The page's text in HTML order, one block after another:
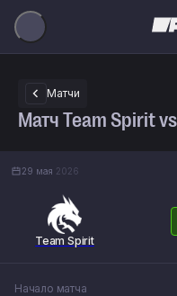
Матчи
Матч Team Spirit
29 мая 2026
Team Spirit
Начало матча